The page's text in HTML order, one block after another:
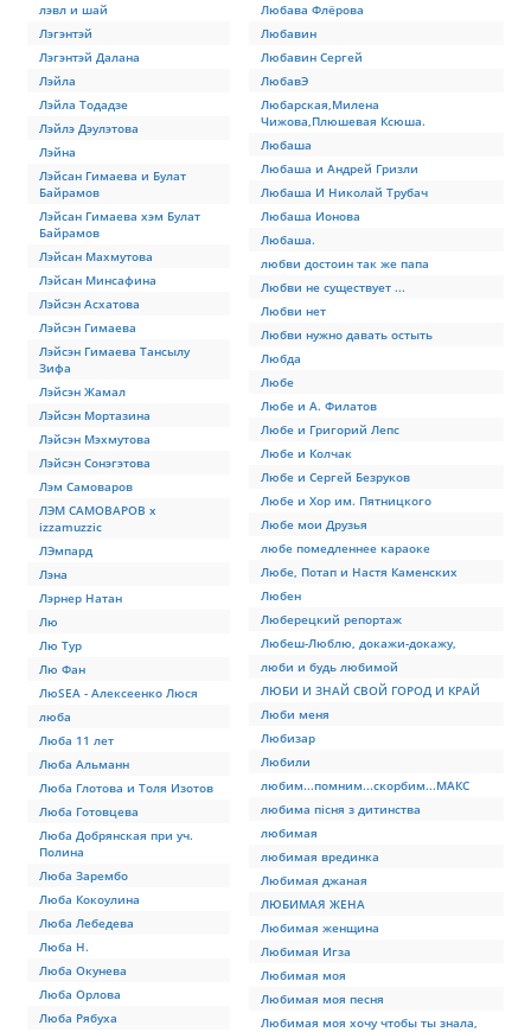
лэвл и шай
Лэгэнтэй
Лэгэнтэй Далана
Лэйла
Лэйла Тодадзе
Лэйлэ Дэулэтова
Лэйна
Лэйсан Гимаева и Булат
Байрамов
Лэйсан Гимаева хэм Булат
Байрамов
Лэйсан Махмутова
Лэйсан Минсафина
Лэйсэн Асхатова
Лэйсэн Гимаева
Лэйсэн Гимаева Тансылу
Зифа
Лэйсэн Жамал
Лэйсэн Мортазина
Лэйсэн Мэхмутова
Лэйсэн Сонэгэтова
Лэм Самоваров
ЛЭМ САМОВАРОВ x
izzamuzzic
ЛЭмпард
Лэна
Лэрнер Натан
Лю
Лю Тур
Лю Фан
ЛюSEA - Алексеенко Люся
люба
Люба 11 лет
Люба Альманн
Люба Глотова и Толя Изотов
Люба Готовцева
Люба Добрянская при уч.
Полина
Люба Зарембо
Люба Кокоулина
Люба Лебедева
Люба Н.
Люба Окунева
Люба Орлова
Люба Рябуха
Любава Флёрова
Любавин
Любавин Сергей
ЛюбавЭ
Любарская,Милена
Чижова,Плюшевая Ксюша.
Любаша
Любаша и Андрей Гризли
Любаша И Николай Трубач
Любаша Ионова
Любаша.
любви достоин так же папа
Любви не существует ...
Любви нет
Любви нужно давать остыть
Любда
Любе
Любе и А. Филатов
Любе и Григорий Лепс
Любе и Колчак
Любе и Сергей Безруков
Любе и Хор им. Пятницкого
Любе мои Друзья
любе помедленнее караоке
Любе, Потап и Настя Каменских
Любен
Люберецкий репортаж
Любеш-Люблю, докажи-докажу,
люби и будь любимой
ЛЮБИ И ЗНАЙ СВОЙ ГОРОД И КРАЙ
Люби меня
Любизар
Любили
любим...помним...скорбим...МАКС
любима пісня з дитинства
любимая
любимая врединка
Любимая джаная
ЛЮБИМАЯ ЖЕНА
Любимая женщина
Любимая Игза
Любимая моя
Любимая моя песня
Любимая моя хочу чтобы ты знала,